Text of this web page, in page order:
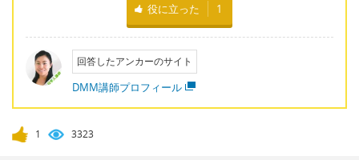
役に立った 1
回答したアンカーのサイト
DMM講師プロフィール
1 3323